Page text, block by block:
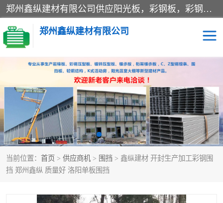
郑州鑫纵建材有限公司供应阳光板，彩钢板，彩钢钢构工程是一家集生产销售租赁安装于一体的企业，主要生产PC采光板，耐力板，仿古琉璃采光板，岩棉板、彩钢压型板、镀锌压型板、桁架楼承板，C、Z型钢檩条、围挡板、轻钢结构，阳光温室大棚等新型建材产品。公司旗下有多台移动式高空压瓦机租赁，承接全国各地业务，专业对外租赁各种型号压瓦机。
郑州鑫纵建材有限公司
当前位置： 首页 > 供应商机 > 围挡 > 鑫纵建材 开封生产加工彩钢围
挡 郑州鑫纵 质量好 洛阳单板围挡
高空瓦机租赁 ASA合成树脂仿古瓦
CZ型钢 FRP采光板
PC多层板 PC耐力板
建筑围挡 楼层板